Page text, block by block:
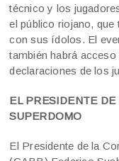
técnico y los
el público riojano, que
con sus ídolos. El
también habrá
declaraciones de los
EL PRESIDENTE
SUPERDOMO
El Presidente de la